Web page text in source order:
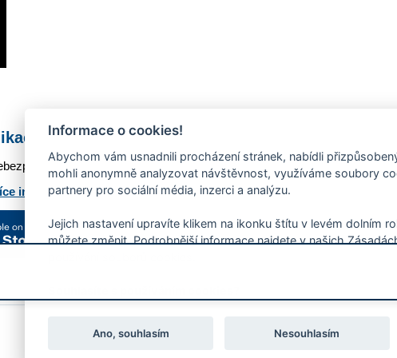
Mobilní rozhlas
odstávky, poruchy a výpadky energií, ankety, pozvánky na
informací o aplikaci
webmaster@zlin.eu
Informace o cookies!
Abychom vám usnadnili procházení stránek, nabídli
mohli anonymně analyzovat návštěvnost, využíváme soubory
partnery pro sociální média, inzerci a analýzu.
Jejich nastavení upravíte klikem na ikonku štítu v levém dolním
můžete změnit. Podrobnější informace najdete v našich
Ano, souhlasím Nesouhlasím